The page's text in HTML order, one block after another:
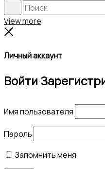
Search
View more
Личный аккаунт
Войти
Имя пользователя
Пароль
Запомнить меня